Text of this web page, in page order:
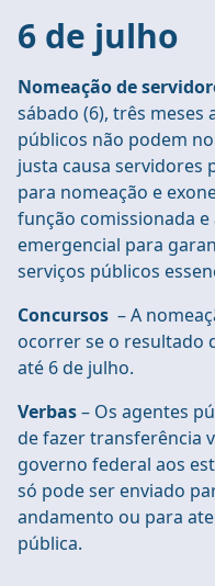
6 de julho
Nomeação de
sábado (6), três meses
públicos não podem
justa causa servidores
para nomeação e
função comissionada
emergencial para
serviços públicos
Concursos – A
ocorrer se o resultado
até 6 de julho.
Verbas– Os agentes
de fazer transferência
governo federal aos
só pode ser enviado
andamento ou para
pública.